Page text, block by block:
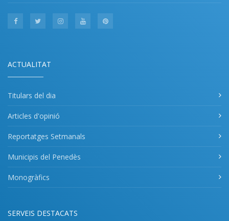
ACTUALITAT
Titulars del dia
Articles d'opinió
Reportatges Setmanals
Municipis del Penedès
Monogràfics
SERVEIS DESTACATS